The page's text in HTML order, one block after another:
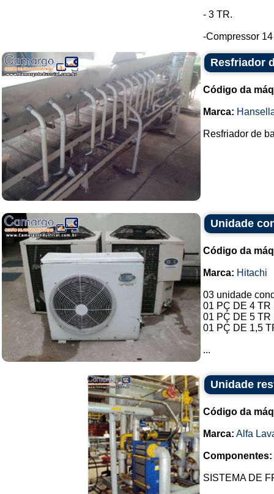
- 3 TR.
-Compressor
Resfriador
Código da
Marca:
Resfriador de
Unidade
Código da
Marca: Hitachi
03 unidade
01 PÇ DE 4 TR
01 PÇ DE 5 TR
01 PÇ DE 1,5
...
Unidade
Código da
Marca: Alfa
Componentes:
SISTEMA DE